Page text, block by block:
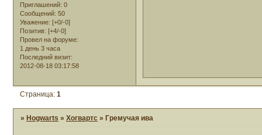
Приглашений: 0
Сообщений: 50
Уважение: [+0/-0]
Позитив: [+4/-0]
Провел на форуме:
1 день 3 часа
Последний визит:
2012-08-18 03:17:58
Страница:1
» Hogwarts »Хогвартс » Гремучая ива